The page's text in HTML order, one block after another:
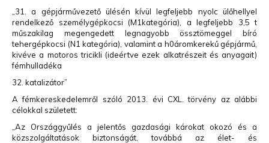
„31. a gépjárművezető ülésén kívül legfeljebb nyolc ülőhellyel
rendelkező személygépkocsi (M1kategória), a legfeljebb 3,5 t
műszakilag megengedett legnagyobb össztömeggel bíró
tehergépkocsi (N1 kategória), valamint a h0áromkerekű gépjármű,
kivéve a motoros tricikli (ideértve ezek alkatrészeit és anyagait)
fémhulladéka
32. katalizátor”
A fémkereskedelemről szóló 2013. évi CXL. törvény az alábbi
célokkal született:
„Az Országgyűlés a jelentős gazdasági károkat okozó és a
közszolgáltatások biztonságát, továbbá az élet- és